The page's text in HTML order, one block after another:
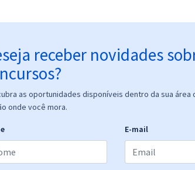
receber novidades
as oportunidades disponíveis dentro da sua área
onde você mora.
E-mail